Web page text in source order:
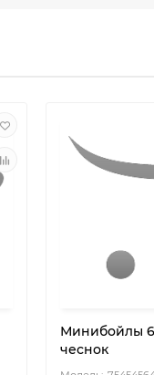
Минибойлы
чеснок